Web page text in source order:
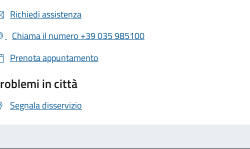
Richiedi assistenza
Chiama il numero +39 035 985100
Prenota appuntamento
in città
Segnala disservizio